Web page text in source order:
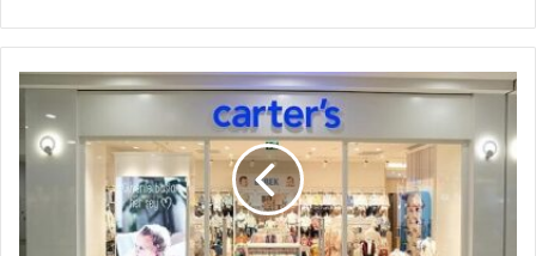
C
r
t
r
’